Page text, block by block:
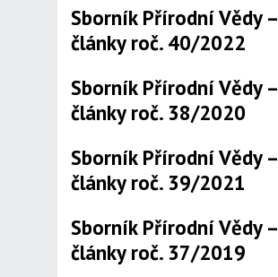
Sborník Přírodní Vědy –
články roč. 40/2022
Sborník Přírodní Vědy –
články roč. 38/2020
Sborník Přírodní Vědy –
články roč. 39/2021
Sborník Přírodní Vědy –
články roč. 37/2019